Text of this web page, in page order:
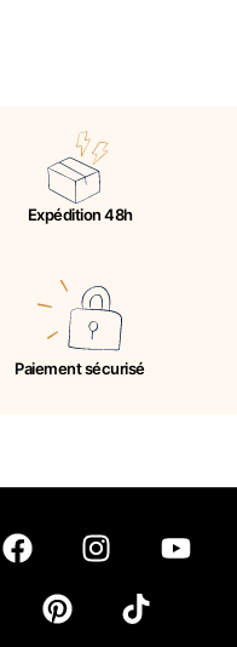
Expédition 48h
Paiement sécurisé